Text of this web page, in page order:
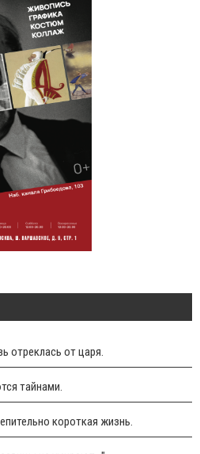
отреклась от царя.
тайнами.
короткая жизнь.